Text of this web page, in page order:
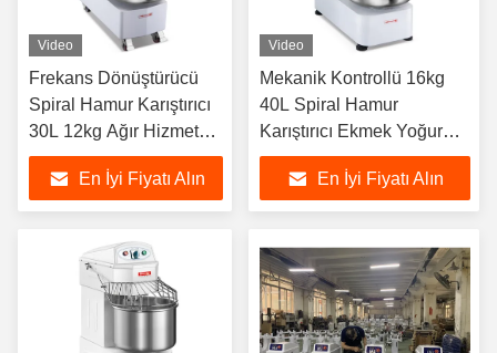
Video
Frekans Dönüştürücü
Spiral Hamur Karıştırıcı
30L 12kg Ağır Hizmet
Pizza Hamur Karıştırıcı
En İyi Fiyatı Alın
Video
Mekanik Kontrollü 16kg
40L Spiral Hamur
Karıştırıcı Ekmek Yoğurma
Makinesi
En İyi Fiyatı Alın